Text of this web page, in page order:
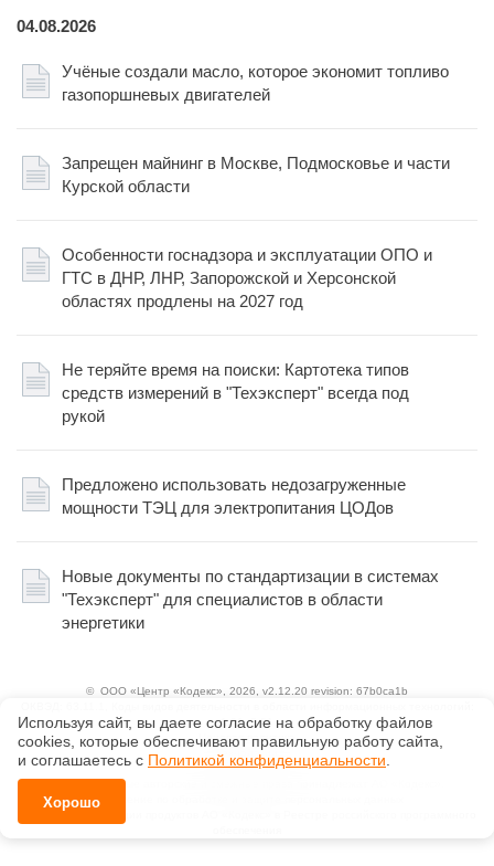
04.08.2026
Учёные создали масло, которое экономит топливо
газопоршневых двигателей
Запрещен майнинг в Москве, Подмосковье и части
Курской области
Особенности госнадзора и эксплуатации ОПО и
ГТС в ДНР, ЛНР, Запорожской и Херсонской
областях продлены на 2027 год
Не теряйте время на поиски: Картотека типов
средств измерений в "Техэксперт" всегда под
рукой
Предложено использовать недозагруженные
мощности ТЭЦ для электропитания ЦОДов
Новые документы по стандартизации в системах
"Техэксперт" для специалистов в области
энергетики
© ООО «Центр «Кодекс» , 2026, v2.12.20 revision: 67b0ca1b
1.01, 3.01
Ценовая политика
Технологии
Исключительные авторские и смежные права принадлежат АО «Кодекс».
Положение по обработке и защите персональных данных
Справка о регистрации продуктов АО «Кодекс» в Реестре российского программного
Используя сайт, вы даете согласие на обработку файлов
сооkiеs, которые обеспечивают правильную работу сайта,
и соглашаетесь с Политикой конфиденциальности
Хорошо